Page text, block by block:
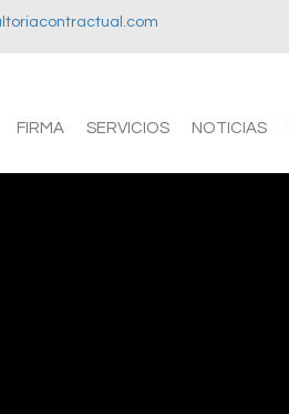
FIRMA SERVICIOS NOTICIAS